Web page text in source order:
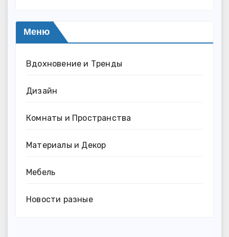
Меню
Вдохновение и Тренды
Дизайн
Комнаты и Пространства
Материалы и Декор
Мебель
Новости разные